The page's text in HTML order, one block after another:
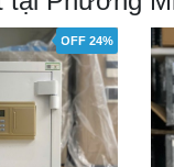
OFF 24%